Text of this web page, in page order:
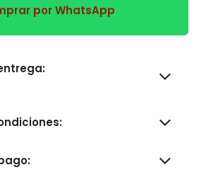
por WhatsApp
de entrega: